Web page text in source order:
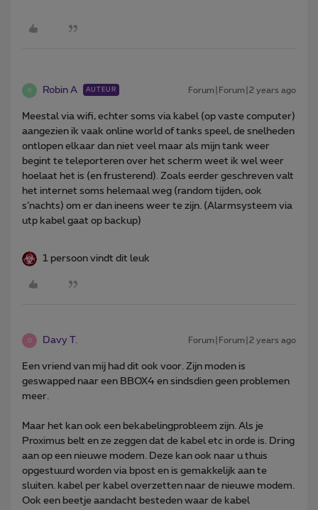
R Robin A AUTEUR Forum|Forum|2 years ago
Meestal via wifi, echter soms via kabel (op vaste computer)
aangezien ik vaak online world of tanks speel, de snelheden
ontlopen elkaar dan niet veel maar als mijn tank weer
begint te teleporteren over het scherm weet ik wel weer
hoelaat het is (en frusterend). Zoals eerder geschreven valt
het internet soms helemaal weg (random tijden, ook
s’nachts) om er dan ineens weer te zijn. (Alarmsysteem via
utp kabel gaat op backup)
1 persoon vindt dit leuk
D Davy T. Forum|Forum|2 years ago
Een vriend van mij had dit ook voor. Zijn moden is
geswapped naar een BBOX4 en sindsdien geen problemen
meer.
Maar het kan ook een bekabelingprobleem zijn. Als je
Proximus belt en ze zeggen dat de kabel etc in orde is. Dring
aan op een nieuwe modem. Deze kan ook naar u thuis
opgestuurd worden via bpost en is gemakkelijk aan te
sluiten. kabel per kabel overzetten naar de nieuwe modem.
Ook een beetje aandacht besteden waar de kabel